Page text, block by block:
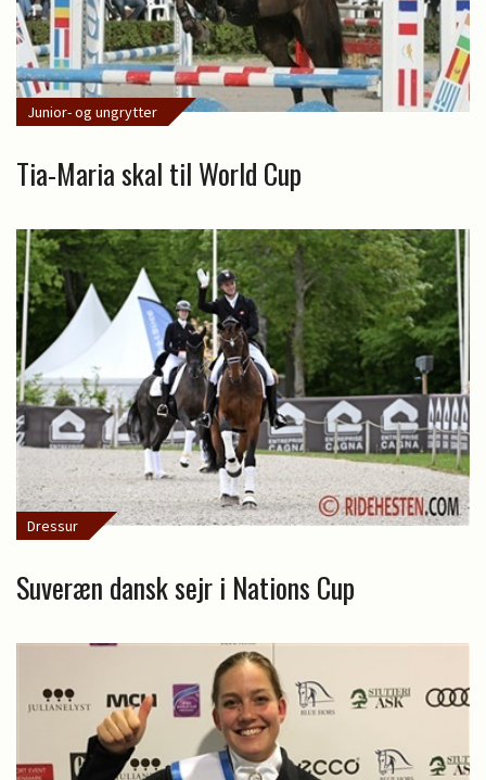
Junior- og ungrytter
Tia-Maria skal til World Cup
Dressur
Suveræn dansk sejr i Nations Cup